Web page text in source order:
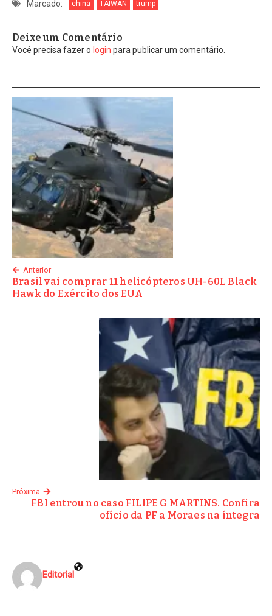
Marcado: china TAIWAN trump
Deixe um Comentário
Você precisa fazer o login para publicar um comentário.
Anterior
Brasil vai comprar 11 helicópteros UH-60L Black
Hawk do Exército dos EUA
Próxima
FBI entrou no caso FILIPE G MARTINS. Confira
ofício da PF a Moraes na íntegra
Editorial